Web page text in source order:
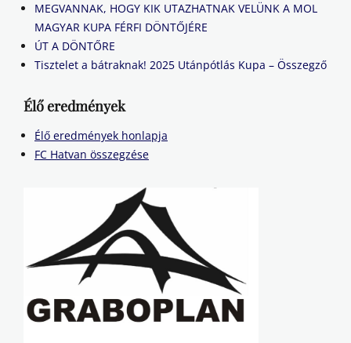
MEGVANNAK, HOGY KIK UTAZHATNAK VELÜNK A MOL
MAGYAR KUPA FÉRFI DÖNTŐJÉRE
ÚT A DÖNTŐRE
Tisztelet a bátraknak! 2025 Utánpótlás Kupa – Összegző
Élő eredmények
Élő eredmények honlapja
FC Hatvan összegzése